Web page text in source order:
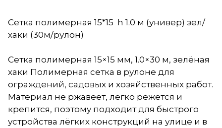
Сетка полимерная 15*15 h 1.0 м (универ) зел/
хаки (30м/рулон)
Сетка полимерная 15×15 мм, 1.0×30 м, зелёная
хаки Полимерная сетка в рулоне для
ограждений, садовых и хозяйственных работ.
Материал не ржавеет, легко режется и
крепится, поэтому подходит для быстрого
устройства лёгких конструкций на улице и в